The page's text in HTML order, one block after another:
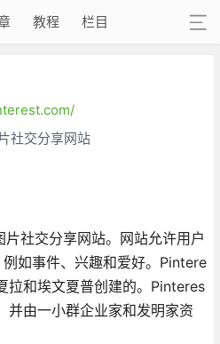
教程 栏目
社交分享网站
社交分享网站。网站允许用户
如事件、兴趣和爱好。Pintere
拉和埃文夏普创建的。Pinteres
并由一小群企业家和发明家资